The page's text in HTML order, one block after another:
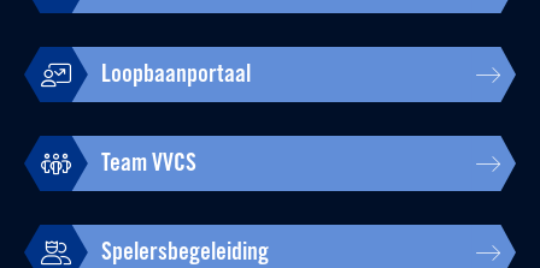
Loopbaanportaal
Team VVCS
Spelersbegeleiding